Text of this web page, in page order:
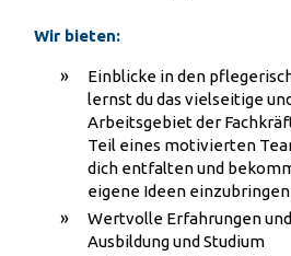
Wir bieten:
Einblicke in den
lernst du das vielseitige
Arbeitsgebiet der
Teil eines motivierten
dich entfalten und
eigene Ideen
Wertvolle Erfahrungen
Ausbildung und Studium